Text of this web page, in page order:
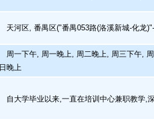
天河区, 番禺区("番禺053路(洛溪新城-化龙
周一下午, 周一晚上, 周二晚上, 周三下午,
日晚上
自大学毕业以来,一直在培训中心兼职教学,